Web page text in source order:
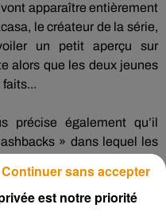
vont apparaître entièrement
, le créateur de la série,
un petit aperçu sur
alors que les deux jeunes
précise également qu’il
» dans lequel les
ados de leurs pères, à
Riverdale sera diffusée ce
sur la chaîne CW.
est notre priorité
Continuer sans accepter